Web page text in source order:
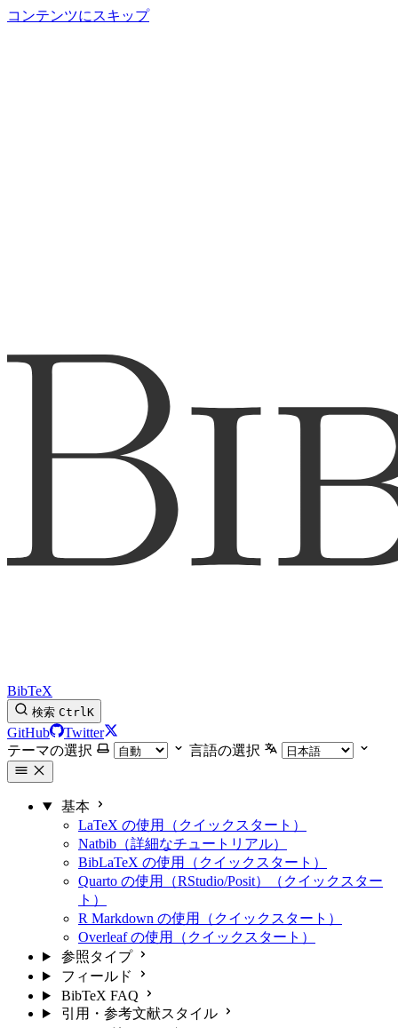
コンテンツにスキップ
BibTeX
検索 CtrlK
GitHub
Twitter
テーマの選択
言語の選択
基本
LaTeX の使用（クイックスタート）
Natbib（詳細なチュートリアル）
BibLaTeX の使用（クイックスタート）
Quarto の使用（RStudio/Posit）（クイックスター
ト）
R Markdown の使用（クイックスタート）
Overleaf の使用（クイックスタート）
参照タイプ
フィールド
BibTeX FAQ
引用・参考文献スタイル